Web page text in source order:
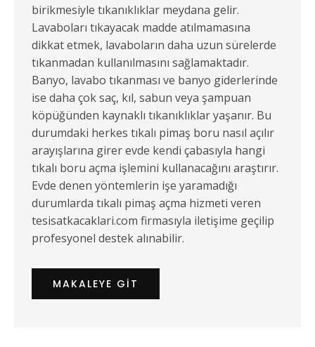
birikmesiyle tıkanıklıklar meydana gelir.
Lavaboları tıkayacak madde atılmamasına
dikkat etmek, lavaboların daha uzun sürelerde
tıkanmadan kullanılmasını sağlamaktadır.
Banyo, lavabo tıkanması ve banyo giderlerinde
ise daha çok saç, kıl, sabun veya şampuan
köpüğünden kaynaklı tıkanıklıklar yaşanır. Bu
durumdaki herkes tıkalı pimaş boru nasıl açılır
arayışlarına girer evde kendi çabasıyla hangi
tıkalı boru açma işlemini kullanacağını araştırır.
Evde denen yöntemlerin işe yaramadığı
durumlarda tıkalı pimaş açma hizmeti veren
tesisatkacaklari.com firmasıyla iletişime geçilip
profesyonel destek alınabilir.
MAKALEYE GIT